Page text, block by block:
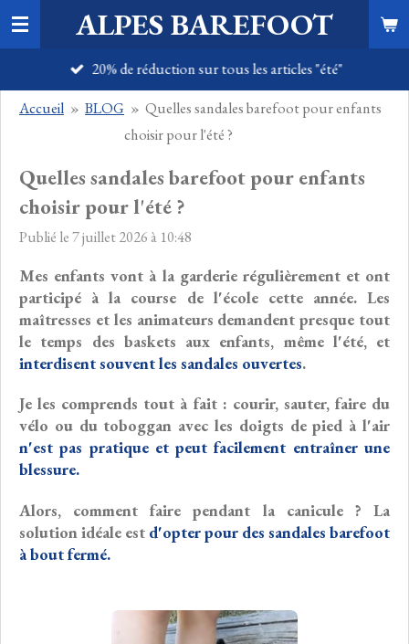
Passer
au
principal
ALPES BAREFOOT
20% de réduction sur tous les articles "été"
Accueil » BLOG » Quelles sandales barefoot pour enfants
choisir pour l'été ?
Quelles sandales barefoot pour enfants
choisir pour l'été ?
Publié le 7 juillet 2026 à 10:48
Mes enfants vont à la garderie régulièrement et ont
participé à la course de l'école cette année. Les
maîtresses et les animateurs demandent presque tout
le temps des baskets aux enfants, même l'été, et
interdisent souvent les sandales ouvertes.
Je les comprends tout à fait : courir, sauter, faire du
vélo ou du toboggan avec les doigts de pied à l'air
n'est pas pratique et peut facilement entraîner une
blessure.
Alors, comment faire pendant la canicule ? La
solution idéale est d'opter pour des sandales barefoot
à bout fermé.